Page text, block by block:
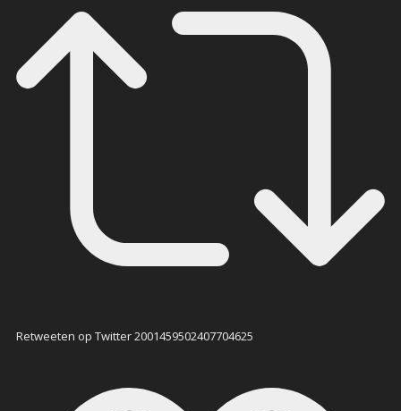
Retweeten op Twitter 2001459502407704625